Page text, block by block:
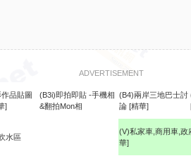
ADVERTISEMENT
品貼圖
]
(B3i)即拍即貼 -手機相
&翻拍Mon相
(B4)兩岸三地巴士討
論 [精華]
水區
(V)私家車,商用車,政
華]